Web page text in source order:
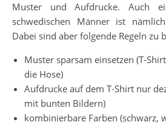
Muster und Aufdrucke. Auch
schwedischen Männer ist
Dabei sind aber folgende Regeln zu
Muster sparsam einsetzen (T-
die Hose)
Aufdrucke auf dem T-Shirt nur
mit bunten Bildern)
kombinierbare Farben (schwarz,